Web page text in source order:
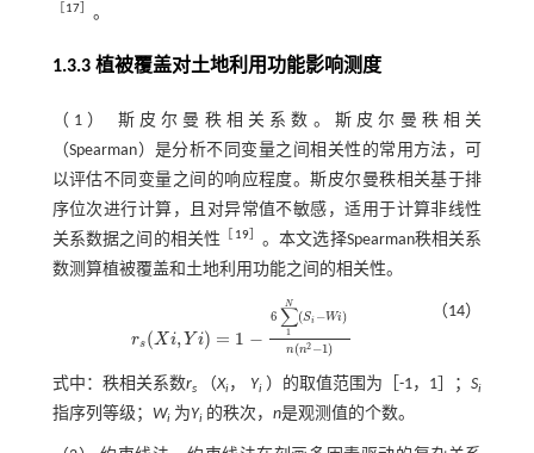
17］ 。
1.3.3 植被覆盖对土地利用功能影响测度
（1） 斯皮尔曼秩相关系数。斯皮尔曼秩相关
（Spearman）是分析不同变量之间相关性的常用方法，可
以评估不同变量之间的响应程度。斯皮尔曼秩相关基于排
序位次进行计算，且对异常值不敏感，适用于计算非线性
关系数据之间的相关性
19］ 。本文选择Spearman秩相关系
数测算植被覆盖和土地利用功能之间的相关性。
rs (Xi, Y i) = 1 −
6 ∑
1
N
(Si −Wi)
n(n2 −1)
rs(Xi,Yi)=1 -6∑1N(S i-Wi)n(n2-1)
（14）
式中：秩相关系数rs （Xi， Yi）的取值范围为［-1，1］；Si
指序列等级； Wi为Yi的秩次， n是观测值的个数。